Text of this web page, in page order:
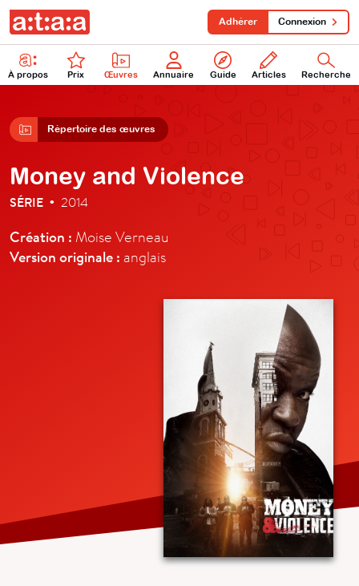
À propos Prix Œuvres Annuaire Guide Articles Recherche
Adhérer Connexion
Répertoire des œuvres
Money and Violence
SÉRIE • 2014
Création : Moise Verneau
Version originale : anglais